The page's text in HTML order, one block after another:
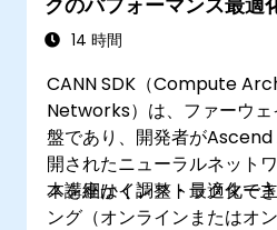
クのパフォーマンス最適
14 時間
CANN SDK（Compute
Networks）は、ファーウェ
盤であり、開発者が
開されたニューラルネット
スを細かく調整・最適化で
本講座はインストラクター
ング（オンラインまたはオ